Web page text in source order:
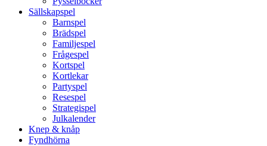
Sällskapspel
Barnspel
Brädspel
Familjespel
Frågespel
Kortspel
Kortlekar
Partyspel
Resespel
Strategispel
Julkalender
Knep & knåp
Fyndhörna